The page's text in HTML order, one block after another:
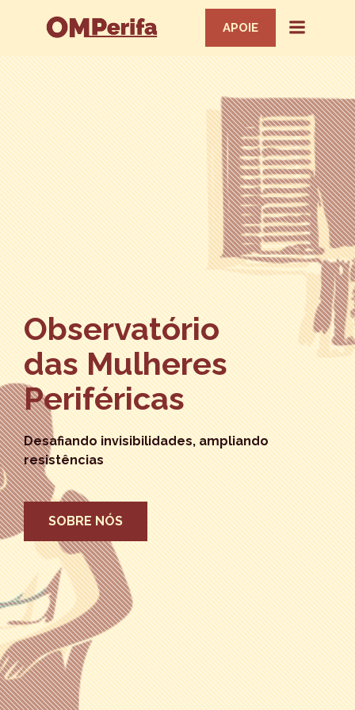
APOIE
Observatório
das Mulheres
Periféricas
Desafiando invisibilidades, ampliando
resistências
SOBRE NÓS